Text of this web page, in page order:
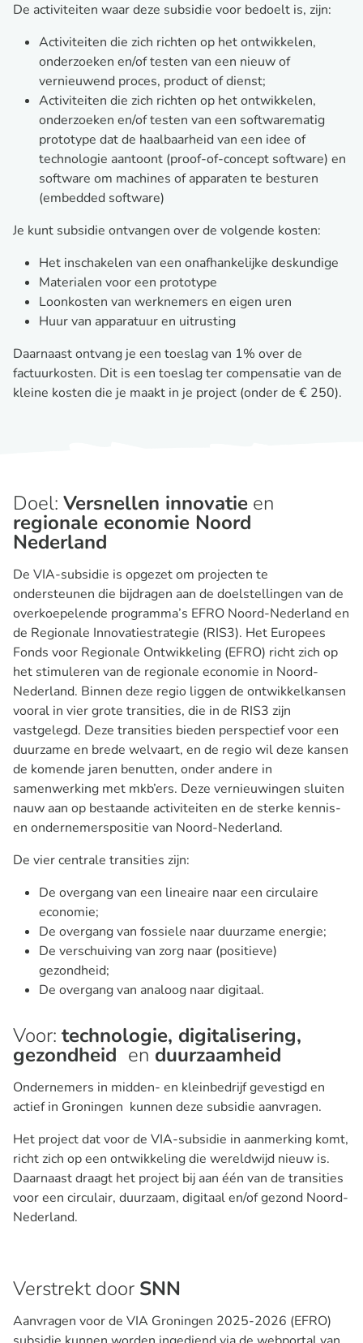
De activiteiten waar deze subsidie voor bedoelt is, zijn:
Activiteiten die zich richten op het ontwikkelen,
onderzoeken en/of testen van een nieuw of
vernieuwend proces, product of dienst;
Activiteiten die zich richten op het ontwikkelen,
onderzoeken en/of testen van een softwarematig
prototype dat de haalbaarheid van een idee of
technologie aantoont (proof-of-concept software) en
software om machines of apparaten te besturen
(embedded software)
Je kunt subsidie ontvangen over de volgende kosten:
Het inschakelen van een onafhankelijke deskundige
Materialen voor een prototype
Loonkosten van werknemers en eigen uren
Huur van apparatuur en uitrusting
Daarnaast ontvang je een toeslag van 1% over de
factuurkosten. Dit is een toeslag ter compensatie van de
kleine kosten die je maakt in je project (onder de € 250).
Doel: Versnellen innovatie en
regionale economie Noord
Nederland
De VIA-subsidie is opgezet om projecten te
ondersteunen die bijdragen aan de doelstellingen van de
overkoepelende programma’s EFRO Noord-Nederland en
de Regionale Innovatiestrategie (RIS3). Het Europees
Fonds voor Regionale Ontwikkeling (EFRO) richt zich op
het stimuleren van de regionale economie in Noord-
Nederland. Binnen deze regio liggen de ontwikkelkansen
vooral in vier grote transities, die in de RIS3 zijn
vastgelegd. Deze transities bieden perspectief voor een
duurzame en brede welvaart, en de regio wil deze kansen
de komende jaren benutten, onder andere in
samenwerking met mkb’ers. Deze vernieuwingen sluiten
nauw aan op bestaande activiteiten en de sterke kennis-
en ondernemerspositie van Noord-Nederland.
De vier centrale transities zijn:
De overgang van een lineaire naar een circulaire
economie;
De overgang van fossiele naar duurzame energie;
De verschuiving van zorg naar (positieve)
gezondheid;
De overgang van analoog naar digitaal.
Voor:technologie, digitalisering,
gezondheid en duurzaamheid
Ondernemers in midden- en kleinbedrijf gevestigd en
actief in Groningen kunnen deze subsidie aanvragen.
Het project dat voor de VIA-subsidie in aanmerking komt,
richt zich op een ontwikkeling die wereldwijd nieuw is.
Daarnaast draagt het project bij aan één van de transities
voor een circulair, duurzaam, digitaal en/of gezond Noord-
Nederland.
Verstrekt door SNN
Aanvragen voor de VIA Groningen 2025-2026 (EFRO)